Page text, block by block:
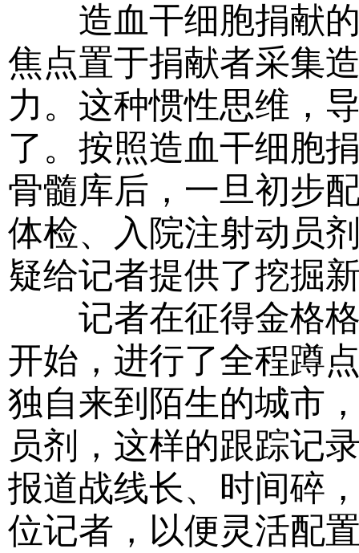
造血干细胞捐献的
焦点置于捐献者采集
力。这种惯性思维，
了。按照造血干细胞
骨髓库后，一旦初步
体检、入院注射动员
疑给记者提供了挖掘
记者在征得金格格
开始，进行了全程蹲
独自来到陌生的城市
员剂，这样的跟踪记
报道战线长、时间碎
位记者，以便灵活配